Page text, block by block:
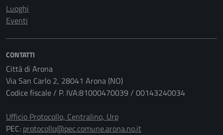
Luoghi
Eventi
CONTATTI
Città di Arona
Via San Carlo 2, 28041 Arona (NO)
Codice fiscale / P. IVA:81000470039 / 00143240034
Ufficio Protocollo, Centralino, Urp
PEC: protocollo@pec.comune.arona.no.it